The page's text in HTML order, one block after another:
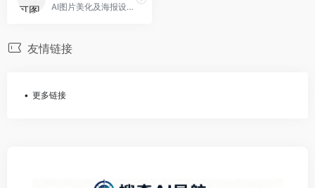
AI图片美化及海报设计平台，专注于电商视觉设计。面向电商卖家，提供图片美化、海报设计、营销素材等服务，设计效率高。
友情链接
更多链接